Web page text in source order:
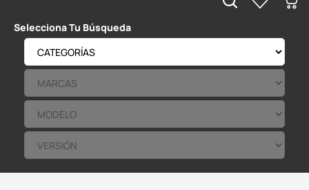
Selecciona Tu Búsqueda